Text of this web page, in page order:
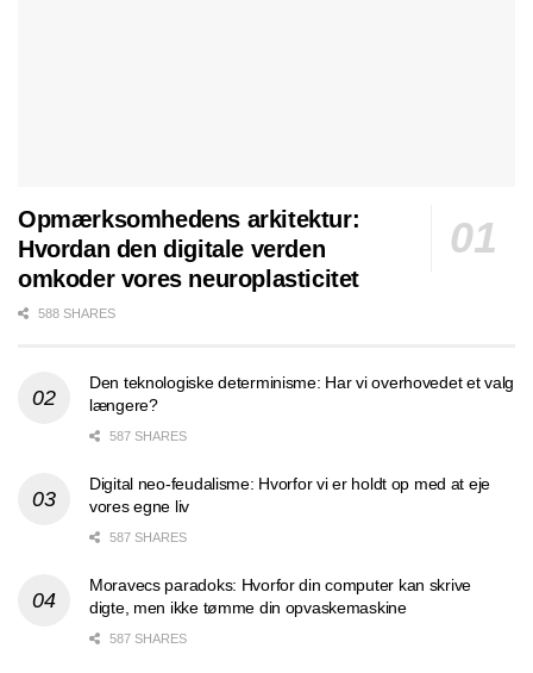
Opmærksomhedens arkitektur:
Hvordan den digitale verden
omkoder vores neuroplasticitet
588 SHARES
Den teknologiske determinisme: Har vi overhovedet et valg
længere?
587 SHARES
Digital neo-feudalisme: Hvorfor vi er holdt op med at eje
vores egne liv
587 SHARES
Moravecs paradoks: Hvorfor din computer kan skrive
digte, men ikke tømme din opvaskemaskine
587 SHARES